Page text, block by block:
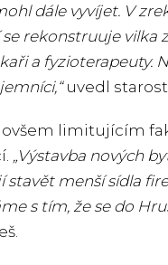
dále vyvíjet. V
rekonstruuje vilka
a fyzioterapeuty.
uvedl
limitujícím
„Výstavba nových
menší sídla
s tím, že se do